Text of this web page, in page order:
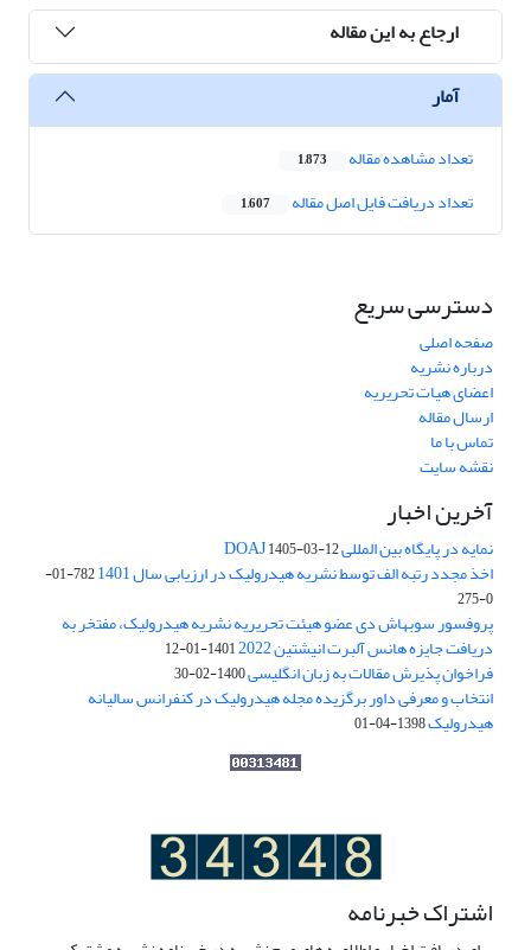
ارجاع به این مقاله
آمار
تعداد مشاهده مقاله 1,873
تعداد دریافت فایل اصل مقاله 1,607
دسترسی سریع
صفحه اصلی
درباره نشریه
اعضای هیات تحریریه
ارسال مقاله
تماس با ما
نقشه سایت
آخرین اخبار
نمایه در پایگاه بین المللی DOAJ1405-03-12
اخذ مجدد رتبه الف توسط نشریه هیدرولیک در ارزیابی سال 1401
782-01-
0-275
پروفسور سوبهاش دی عضو هیئت تحریریه نشریه هیدرولیک، مفتخر به
دریافت جایزه هانس آلبرت انیشتین 2022 1401-01-12
فراخوان پذیرش مقالات به زبان انگلیسی1400-02-30
انتخاب و معرفی داور برگزیده مجله هیدرولیک در کنفرانس سالیانه
هیدرولیک1398-04-01
اشتراک خبرنامه